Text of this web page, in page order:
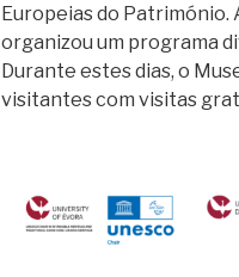
Europeias do Património.
organizou um programa
Durante estes dias, o
visitantes com visitas